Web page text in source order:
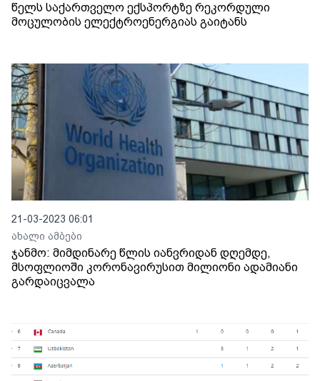
წელს საქართველო ექსპორტზე რეკორდული
მოცულობის ელექტროენერგიას გაიტანს
21-03-2023 06:01
ახალი ამბები
ჯანმო: მიმდინარე წლის იანვრიდან დღემდე,
მსოფლიოში კორონავირუსით მილიონი ადამიანი
გარდაიცვალა